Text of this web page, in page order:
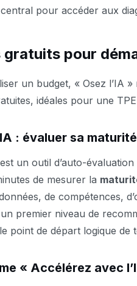
pour accéder aux
gratuits pour
un budget, « Osez l’IA
idéales pour une
: évaluer sa
est un outil d’auto-
de mesurer la
de compétences,
premier niveau de
le point de départ logique de
« Accélérez avec